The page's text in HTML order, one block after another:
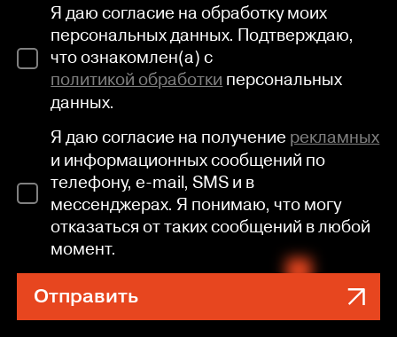
Я даю согласие на обработку моих
персональных данных. Подтверждаю,
что ознакомлен(а) с
политикой обработкиперсональных
данных.
Я даю согласие на получение рекламных
и информационных сообщений по
телефону, e-mail, SMS и в
мессенджерах. Я понимаю, что могу
отказаться от таких сообщений в любой
момент.
Отправить